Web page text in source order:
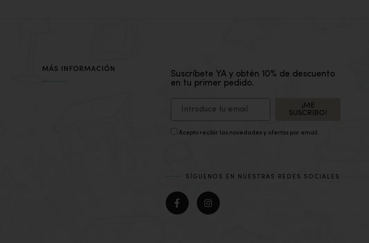
MÁS INFORMACIÓN
Suscríbete YA y obtén 10% de descuento
en tu primer pedido.
Acepto recibir las novedades y ofertas por email.
¡ME
SUSCRIBO!
SÍGUENOS EN NUESTRAS REDES SOCIALES